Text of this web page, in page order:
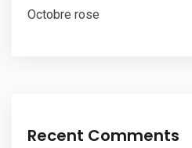
Octobre rose
Recent Comments